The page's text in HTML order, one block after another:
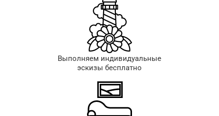
Выполняем индивидуальные
эскизы бесплатно